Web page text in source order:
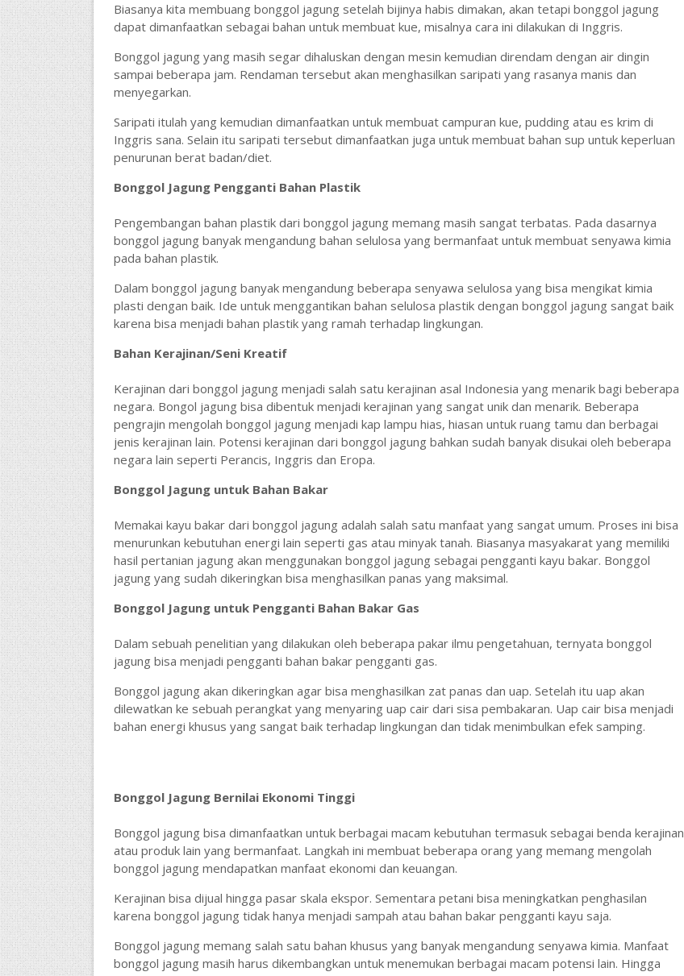
Biasanya kita membuang bonggol jagung setelah bijinya habis dimakan, akan tetapi bonggol jagung
dapat dimanfaatkan sebagai bahan untuk membuat kue, misalnya cara ini dilakukan di Inggris.
Bonggol jagung yang masih segar dihaluskan dengan mesin kemudian direndam dengan air dingin
sampai beberapa jam. Rendaman tersebut akan menghasilkan saripati yang rasanya manis dan
menyegarkan.
Saripati itulah yang kemudian dimanfaatkan untuk membuat campuran kue, pudding atau es krim di
Inggris sana. Selain itu saripati tersebut dimanfaatkan juga untuk membuat bahan sup untuk keperluan
penurunan berat badan/diet.
Bonggol Jagung Pengganti Bahan Plastik
Pengembangan bahan plastik dari bonggol jagung memang masih sangat terbatas. Pada dasarnya
bonggol jagung banyak mengandung bahan selulosa yang bermanfaat untuk membuat senyawa kimia
pada bahan plastik.
Dalam bonggol jagung banyak mengandung beberapa senyawa selulosa yang bisa mengikat kimia
plasti dengan baik. Ide untuk menggantikan bahan selulosa plastik dengan bonggol jagung sangat baik
karena bisa menjadi bahan plastik yang ramah terhadap lingkungan.
Bahan Kerajinan/Seni Kreatif
Kerajinan dari bonggol jagung menjadi salah satu kerajinan asal Indonesia yang menarik bagi beberapa
negara. Bongol jagung bisa dibentuk menjadi kerajinan yang sangat unik dan menarik. Beberapa
pengrajin mengolah bonggol jagung menjadi kap lampu hias, hiasan untuk ruang tamu dan berbagai
jenis kerajinan lain. Potensi kerajinan dari bonggol jagung bahkan sudah banyak disukai oleh beberapa
negara lain seperti Perancis, Inggris dan Eropa.
Bonggol Jagung untuk Bahan Bakar
Memakai kayu bakar dari bonggol jagung adalah salah satu manfaat yang sangat umum. Proses ini bisa
menurunkan kebutuhan energi lain seperti gas atau minyak tanah. Biasanya masyakarat yang memiliki
hasil pertanian jagung akan menggunakan bonggol jagung sebagai pengganti kayu bakar. Bonggol
jagung yang sudah dikeringkan bisa menghasilkan panas yang maksimal.
Bonggol Jagung untuk Pengganti Bahan Bakar Gas
Dalam sebuah penelitian yang dilakukan oleh beberapa pakar ilmu pengetahuan, ternyata bonggol
jagung bisa menjadi pengganti bahan bakar pengganti gas.
Bonggol jagung akan dikeringkan agar bisa menghasilkan zat panas dan uap. Setelah itu uap akan
dilewatkan ke sebuah perangkat yang menyaring uap cair dari sisa pembakaran. Uap cair bisa menjadi
bahan energi khusus yang sangat baik terhadap lingkungan dan tidak menimbulkan efek samping.
Bonggol Jagung Bernilai Ekonomi Tinggi
Bonggol jagung bisa dimanfaatkan untuk berbagai macam kebutuhan termasuk sebagai benda kerajinan
atau produk lain yang bermanfaat. Langkah ini membuat beberapa orang yang memang mengolah
bonggol jagung mendapatkan manfaat ekonomi dan keuangan.
Kerajinan bisa dijual hingga pasar skala ekspor. Sementara petani bisa meningkatkan penghasilan
karena bonggol jagung tidak hanya menjadi sampah atau bahan bakar pengganti kayu saja.
Bonggol jagung memang salah satu bahan khusus yang banyak mengandung senyawa kimia. Manfaat
bonggol jagung masih harus dikembangkan untuk menemukan berbagai macam potensi lain. Hingga